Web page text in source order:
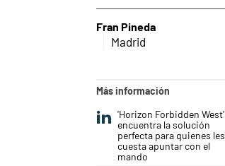
Fran Pineda
Madrid
Más información
'Horizon Forbidden West'
encuentra la solución
perfecta para quienes les
cuesta apuntar con el
mando